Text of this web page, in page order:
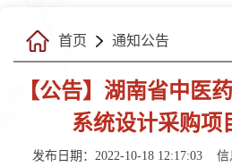
首页 通知公告
【公告】湖南省中医
系统设计采购项
发布日期：2022-10-18 12:17:03 信